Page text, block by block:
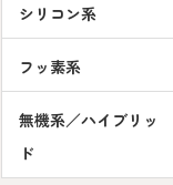
シリコン系
フッ素系
無機系／ハイブリッ
ド